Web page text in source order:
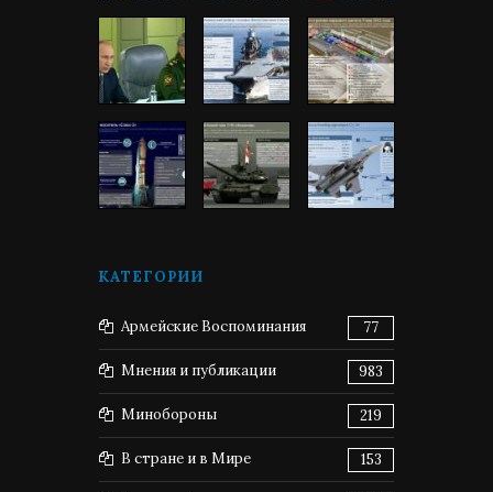
КАТЕГОРИИ
Армейские Воспоминания 77
Мнения и публикации 983
Минобороны 219
В стране и в Мире 153